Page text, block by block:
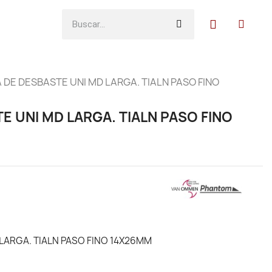
DE DESBASTE UNI MD LARGA. TIALN PASO FINO
UNI MD LARGA. TIALN PASO FINO
TIALN PASO FINO 14X26MM